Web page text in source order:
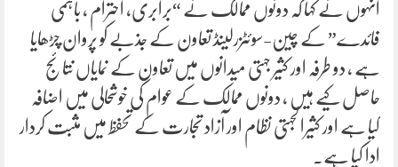
انہوں نے کہا کہ دونوں ممالک نے “برابری، احترام ، باہمی
فائدے” کے چین-سوئٹزرلینڈ تعاون کے جذبے کو پروان چڑھایا
ہے ، دو طرفہ اور کثیر جہتی میدانوں میں تعاون کے نمایاں نتائج
حاصل کیے ہیں ، دونوں ممالک کے عوام کی خوشحالی میں اضافہ
کیا ہے اور کثیرالجہتی نظام اور آزاد تجارت کے تحفظ میں مثبت کردار
ادا کیا ہے۔